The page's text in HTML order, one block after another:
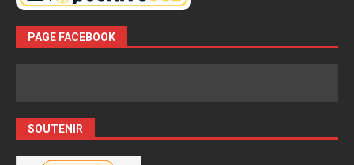
PAGE FACEBOOK
SOUTENIR